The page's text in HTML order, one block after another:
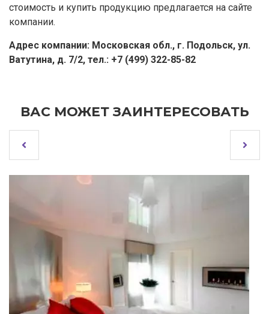
стоимость и купить продукцию предлагается на сайте
компании.
Адрес компании: Московская обл., г. Подольск, ул.
Ватутина, д. 7/2, тел.: +7 (499) 322-85-82
ВАС МОЖЕТ ЗАИНТЕРЕСОВАТЬ